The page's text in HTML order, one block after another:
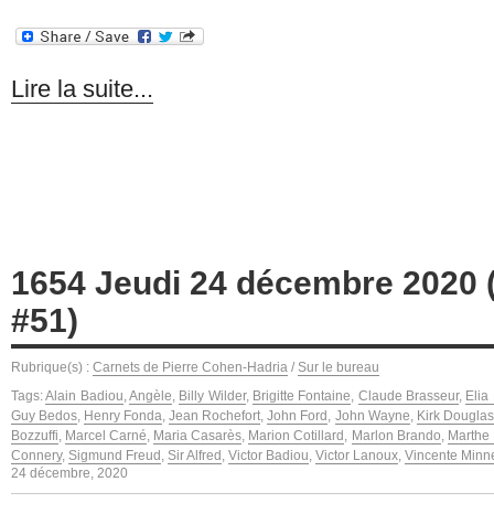
Lire la suite...
1654 Jeudi 24 décembre 2020
#51)
Rubrique(s) : Carnets de Pierre Cohen-Hadria / Sur le bureau
Tags:Alain Badiou ,Angèle Billy Wilder, Brigitte Fontaine Claude Brasseur, Elia
Guy Bedos Henry Fonda ,Jean Rochefort ,John Ford John Wayne Kirk Douglas
Bozzuffi Marcel Carné Maria Casarès Marion Cotillard Marlon Brando Marthe
Connery, Sigmund Freud Sir Alfred Victor Badiou Victor Lanoux Vincente
24 décembre, 2020